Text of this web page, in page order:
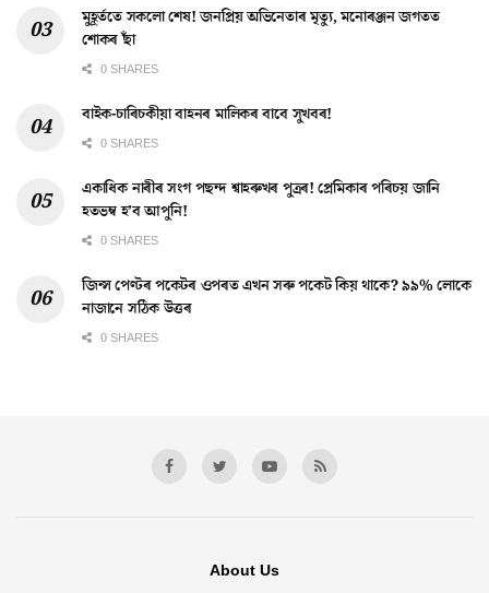
মুহূৰ্ততে সকলো শেষ! জনপ্ৰিয় অভিনেতাৰ মৃত্যু, মনোৰঞ্জন জগতত
শোকৰ ছাঁ
0 SHARES
বাইক-চাৰিচকীয়া বাহনৰ মালিকৰ বাবে সুখবৰ!
0 SHARES
একাধিক নাৰীৰ সংগ পছন্দ শ্বাহৰুখৰ পুত্ৰৰ! প্ৰেমিকাৰ পৰিচয় জানি
হতভম্ব হ’ব আপুনি!
0 SHARES
জিন্স পেণ্টৰ পকেটৰ ওপৰত এখন সৰু পকেট কিয় থাকে? ৯৯% লোকে
নাজানে সঠিক উত্তৰ
0 SHARES
About Us